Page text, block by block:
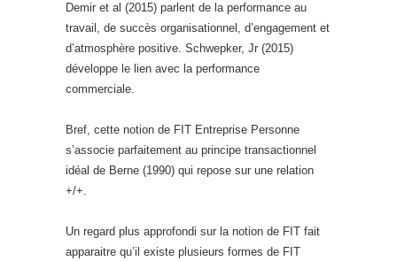
Demir et al (2015) parlent de la performance au
travail, de succès organisationnel, d’engagement et
d’atmosphère positive. Schwepker, Jr (2015)
développe le lien avec la performance
commerciale.
Bref, cette notion de FIT Entreprise Personne
s’associe parfaitement au principe transactionnel
idéal de Berne (1990) qui repose sur une relation
+/+.
Un regard plus approfondi sur la notion de FIT fait
apparaitre qu’il existe plusieurs formes de FIT